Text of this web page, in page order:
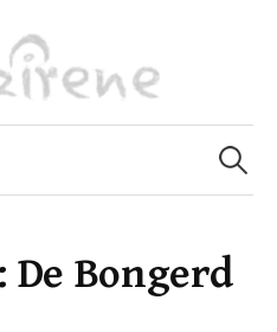
Zoeken
naar:
De Bongerd